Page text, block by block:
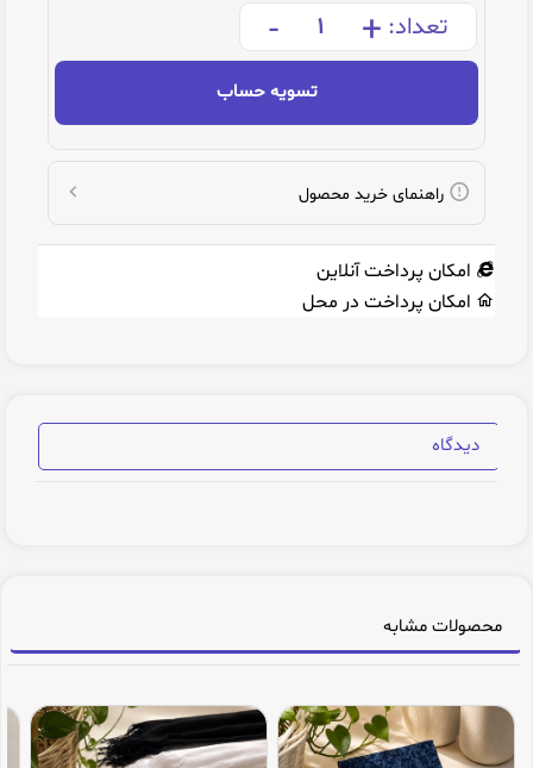
تعداد: +
-
تسویه حساب
راهنمای خرید محصول
امکان پرداخت آنلاین
امکان پرداخت در محل
دیدگاه
محصولات مشابه